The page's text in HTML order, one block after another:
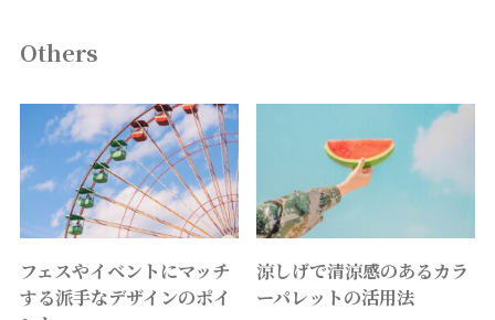
Others
フェスやイベントにマッチ
する派手なデザインのポイ
涼しげで清涼感のあるカラ
ーパレットの活用法